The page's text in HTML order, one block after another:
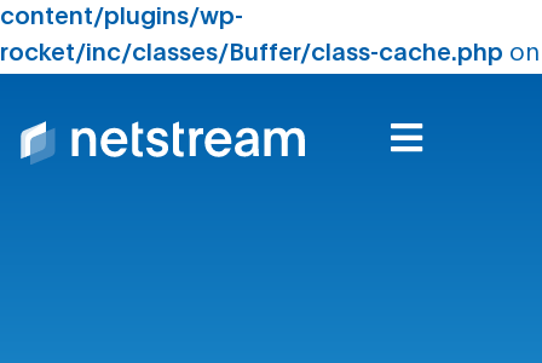
content/plugins/wp-
rocket/inc/classes/Buffer/class-cache.php on
Für Medien